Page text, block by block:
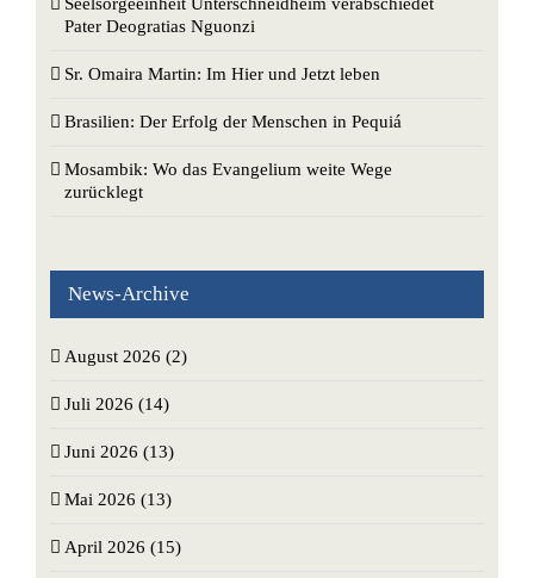
Seelsorgeeinheit Unterschneidheim verabschiedet
Pater Deogratias Nguonzi
Sr. Omaira Martin: Im Hier und Jetzt leben
Brasilien: Der Erfolg der Menschen in Pequiá
Mosambik: Wo das Evangelium weite Wege
zurücklegt
News-Archive
August 2026 (2)
Juli 2026 (14)
Juni 2026 (13)
Mai 2026 (13)
April 2026 (15)